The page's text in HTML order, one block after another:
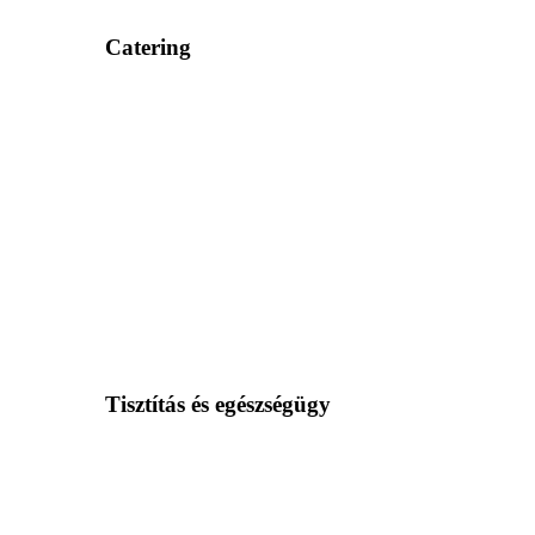
Catering
Tisztítás és egészségügy